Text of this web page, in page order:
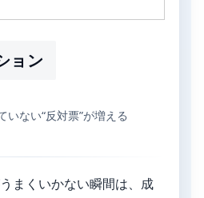
ョン
いない“反対票”が増える
まくいかない瞬間は、成